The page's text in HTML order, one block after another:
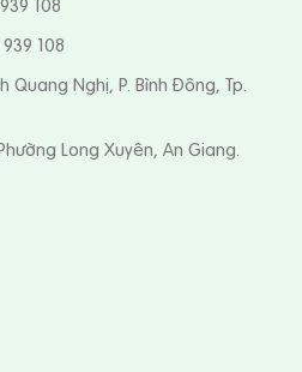
108
108
Quang Nghị, P. Bình Đông, Tp.
Long Xuyên, An Giang.